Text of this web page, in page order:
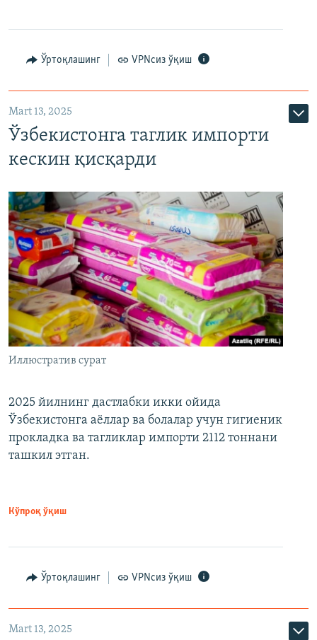
Ўртоқлашинг VPNсиз ўқиш
Mart 13, 2025
Ўзбекистонга таглик импорти
кескин қисқарди
Иллюстратив сурат
2025 йилнинг дастлабки икки ойида
Ўзбекистонга аёллар ва болалар учун гигиеник
прокладка ва тагликлар импорти 2112 тоннани
ташкил этган.
Кўпроқ ўқиш
Ўртоқлашинг VPNсиз ўқиш
Mart 13, 2025